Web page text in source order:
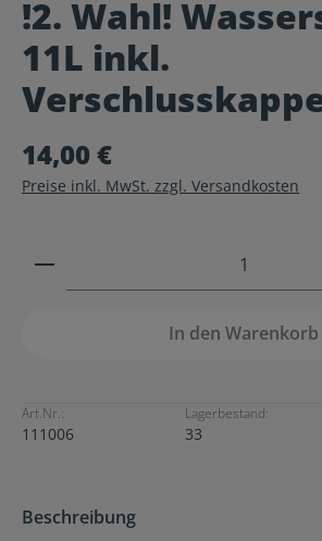
Durchschnittliche Bewertung von 0 von 5
!2. Wahl!
11L inkl.
14,00 €
Preise inkl. MwSt. zzgl. Versandkosten
Produkt Anzahl: Gib den
In den Warenkorb
Art.Nr.:
111006
Lagerbestand:
33
Beschreibung